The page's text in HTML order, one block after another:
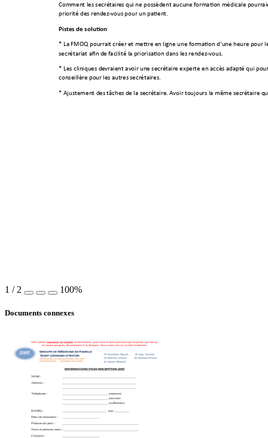
Comment les secrétaires qui ne possèdent aucune formation médicale pourrai
priorité des rendez-vous pour un patient.
Pistes de solution
* La FMOQ pourrait créer et mettre en ligne une formation d'une heure pour
secrétariat afin de facilité la priorisation dans les rendez-vous.
* Les cliniques devraient avoir une secrétaire experte en accès adapté qui
conseillère pour les autres secrétaires.
* Ajustement des tâches de la secrétaire. Avoir toujours la même secrétaire
1 / 2 100%
Documents connexes